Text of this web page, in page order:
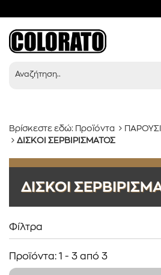
Κατηγορίες
Βρίσκεστε εδώ: Προϊόντα
ΔΙΣΚΟΙ ΣΕΡΒΙΡΙΣΜΑΤΟΣ
ΔΙΣΚΟΙ
Φίλτρα
Προϊόντα: 1 - 3 από 3